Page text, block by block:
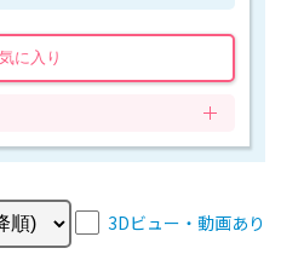
に入り
3Dビュー・動画あり